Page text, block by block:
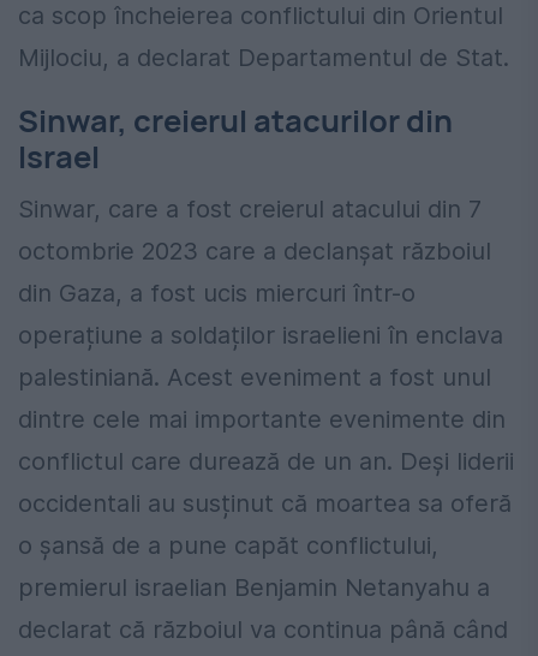
ca scop încheierea conflictului din Orientul
Mijlociu, a declarat Departamentul de Stat.
Sinwar, creierul atacurilor din
Israel
Sinwar, care a fost creierul atacului din 7
octombrie 2023 care a declanșat războiul
din Gaza, a fost ucis miercuri într-o
operațiune a soldaților israelieni în enclava
palestiniană. Acest eveniment a fost unul
dintre cele mai importante evenimente din
conflictul care durează de un an. Deși liderii
occidentali au susținut că moartea sa oferă
o șansă de a pune capăt conflictului,
premierul israelian Benjamin Netanyahu a
declarat că războiul va continua până când